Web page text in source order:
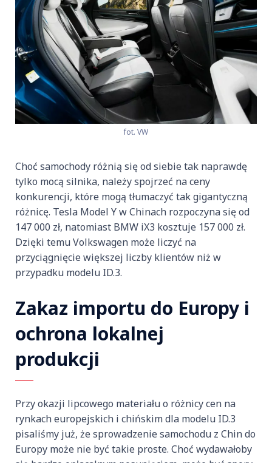
fot. VW
Choć samochody różnią się od siebie tak naprawdę
tylko mocą silnika, należy spojrzeć na ceny
konkurencji, które mogą tłumaczyć tak gigantyczną
różnicę. Tesla Model Y w Chinach rozpoczyna się od
147 000 zł, natomiast BMW iX3 kosztuje 157 000 zł.
Dzięki temu Volkswagen może liczyć na
przyciągnięcie większej liczby klientów niż w
przypadku modelu ID.3.
Zakaz importu do Europy i
ochrona lokalnej
produkcji
Przy okazji lipcowego materiału o różnicy cen na
rynkach europejskich i chińskim dla modelu ID.3
pisaliśmy już, że sprowadzenie samochodu z Chin do
Europy może nie być takie proste. Choć wydawałoby